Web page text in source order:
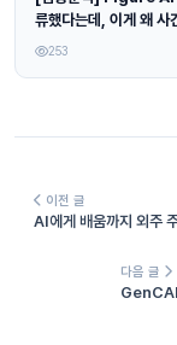
류했다는데, 이게 왜 사
253
이전 글
AI에게 배움까지 외주
다음 글